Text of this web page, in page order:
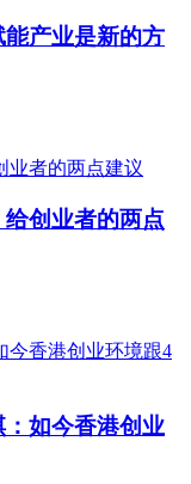
产业是新的方
创业者的两点
如今香港创业